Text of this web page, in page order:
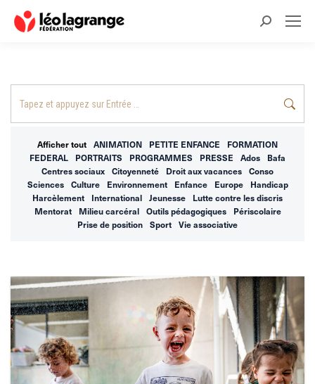
Recherche
Afficher tout ANIMATION PETITE ENFANCE
FORMATION
FEDERAL
PORTRAITS PROGRAMMES PRESSE Ados
Bafa
Centres sociaux
Citoyenneté Droit aux vacances
Conso
Sciences
Culture Environnement Enfance Europe
Handicap
Harcèlement
International Jeunesse
Lutte contre les discris
Mentorat
Milieu carcéral Outils pédagogiques
Périscolaire
Prise de position
Sport Vie associative